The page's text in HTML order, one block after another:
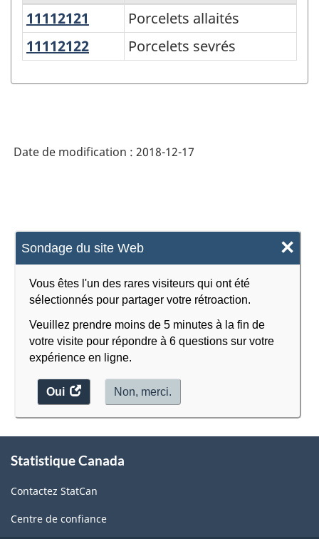
Sondage du site Web ×
Vous êtes l'un des rares visiteurs qui ont été
sélectionnés pour partager votre rétroaction.
Veuillez prendre moins de 5 minutes à la fin de
votre visite pour répondre à 6 questions sur votre
expérience en ligne.
Oui
accéder
au
Non, merci.
Variante
du
2.0
des
prix
des
produits
agricoles
(IPPA)
Structure
de
classification
11112121
Porcelets allaités
Porcelets allaités
11112122 Porcelets sevrés
Porcelets sevrés
Date de modification : 2018-12-17
propos
ce
site
Statistique Canada
Contactez StatCan
Centre de confiance